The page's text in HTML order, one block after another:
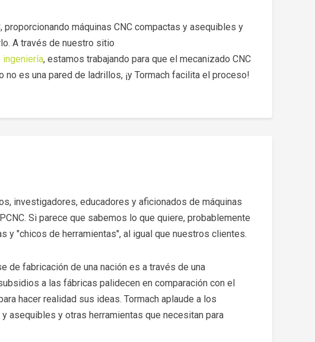
máquinas CNC compactas y asequibles y
A través de nuestro sitio
, estamos trabajando para que el mecanizado CNC
es una pared de ladrillos, ¡y Tormach facilita el proceso!
investigadores, educadores y aficionados de máquinas
Si parece que sabemos lo que quiere, probablemente
y "chicos de herramientas", al igual que nuestros clientes.
de fabricación de una nación es a través de una
a las fábricas palidecen en comparación con el
hacer realidad sus ideas. Tormach aplaude a los
asequibles y otras herramientas que necesitan para